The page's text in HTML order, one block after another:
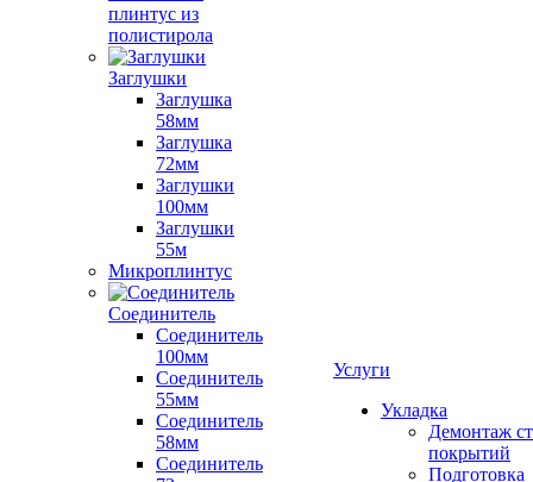
плинтус из
полистирола
Заглушки
Заглушка
58мм
Заглушка
72мм
Заглушки
100мм
Заглушки
55м
Микроплинтус
Соединитель
Соединитель
100мм
Соединитель
55мм
Соединитель
58мм
Соединитель
Услуги
Укладка
Демонтаж
покрытий
Подготовка